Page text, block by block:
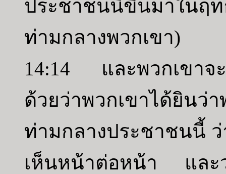
ประชาชนนี้ขึ้นมาในฤ
ท่ามกลางพวกเขา)
14:14 และพวกเขาจ
ด้วยว่าพวกเขาได้ยินว่
ท่ามกลางประชาชนนี้ ว่
เห็นหน้าต่อหน้า และว่